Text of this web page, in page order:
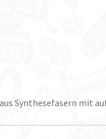
Synthesefasern mit